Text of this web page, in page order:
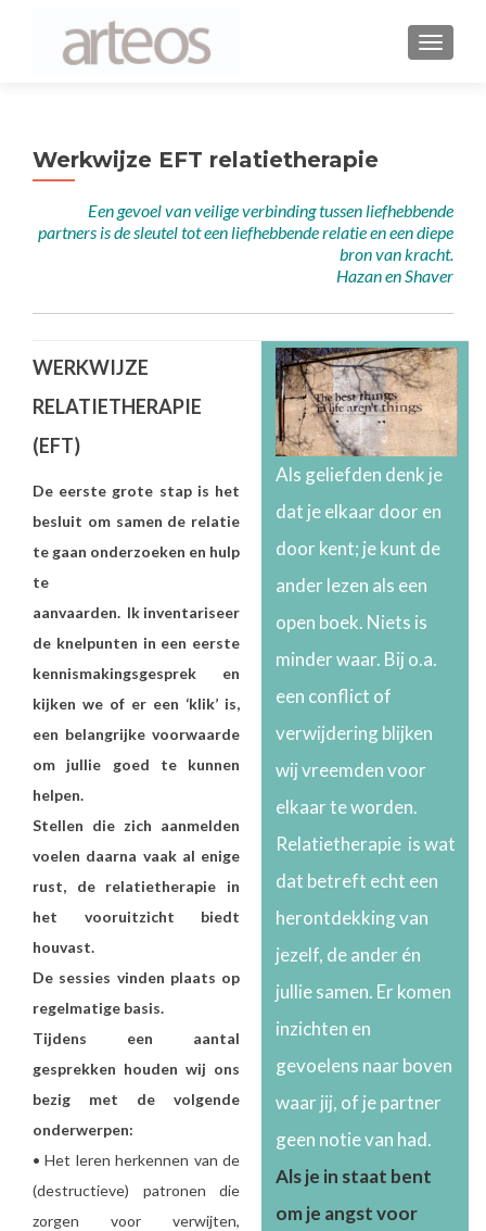
Werkwijze EFT relatietherapie
Een gevoel van veilige verbinding tussen liefhebbende
partners is de sleutel tot een liefhebbende relatie en een diepe
bron van kracht.
Hazan en Shaver
WERKWIJZE
RELATIETHERAPIE
(EFT)
De eerste grote stap is het
besluit om samen de relatie
te gaan onderzoeken en hulp
te
aanvaarden. Ik inventariseer
de knelpunten in een eerste
kennismakingsgesprek en
kijken we of er een ‘klik’ is,
een belangrijke voorwaarde
om jullie goed te kunnen
helpen.
Stellen die zich aanmelden
voelen daarna vaak al enige
rust, de relatietherapie in
het vooruitzicht biedt
houvast.
De sessies vinden plaats op
regelmatige basis.
Tijdens een aantal
gesprekken houden wij ons
bezig met de volgende
onderwerpen:
• Het leren herkennen van de
(destructieve) patronen die
zorgen voor verwijten,
Als geliefden denk je
dat je elkaar door en
door kent; je kunt de
ander lezen als een
open boek. Niets is
minder waar. Bij o.a.
een conflict of
verwijdering blijken
wij vreemden voor
elkaar te worden.
Relatietherapie is wat
dat betreft echt een
herontdekking van
jezelf, de ander én
jullie samen. Er komen
inzichten en
gevoelens naar boven
waar jij, of je partner
geen notie van had.
Als je in staat bent
om je angst voor